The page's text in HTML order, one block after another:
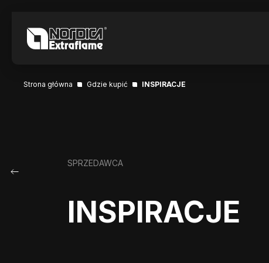
Strona główna Gdzie kupić INSPIRACJE
SPRZEDAWCA
INSPIRACJE